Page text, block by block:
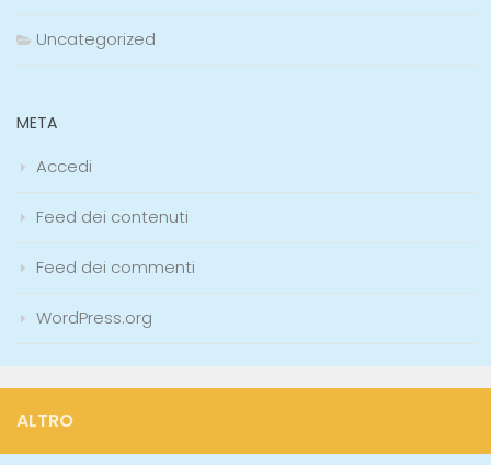
Uncategorized
META
Accedi
Feed dei contenuti
Feed dei commenti
WordPress.org
ALTRO